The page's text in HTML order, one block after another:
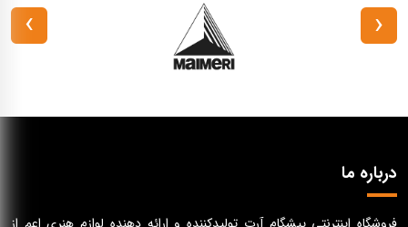
‹
›
درباره ما